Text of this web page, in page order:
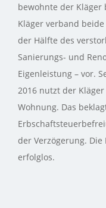
bewohnte der Kläger
Kläger verband
der Hälfte des
Sanierungs- und
Eigenleistung – vor.
2016 nutzt der
Wohnung. Das
der Verzögerung.
erfolglos.